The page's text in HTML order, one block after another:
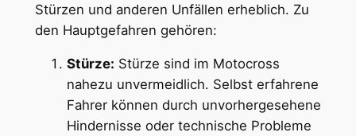
Stürzen und anderen Unfällen erheblich. Zu
den Hauptgefahren gehören:
Stürze: Stürze sind im Motocross
nahezu unvermeidlich. Selbst erfahrene
Fahrer können durch unvorhergesehene
Hindernisse oder technische Probleme